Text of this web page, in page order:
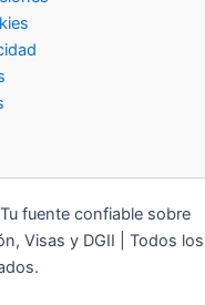
Tu fuente confiable sobre
Visas y DGII | Todos los